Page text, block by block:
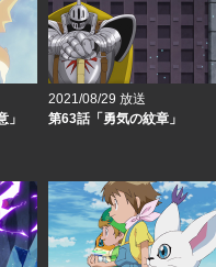
」
2021/08/29 放送
第63話「勇気の紋章」